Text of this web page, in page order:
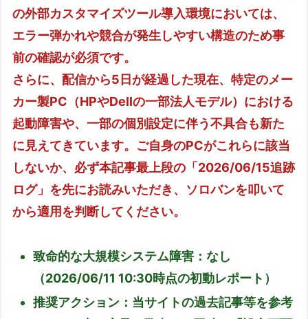
の外部カスタマイズツール導入環境においては、
エラー弾かれや競合が発生しやすい構造のため事
前の確認が必須です。
さらに、配信から5日が経過した現在、特定のメー
カー製PC（HPやDellの一部法人モデル）における
起動障害や、一部の個別設定に伴う不具合も新た
に見えてきています。ご自身のPCがこれらに該当
しないか、必ず本記事最上段の「2026/06/15追跡
ログ」を先にお読みいただき、ソロバンを叩いて
から適用を判断してください。
致命的な大規模システム障害：なし
（2026/06/11 10:30時点の初動レポート）
推奨アクション：当サイトの過去記事等を参考